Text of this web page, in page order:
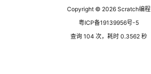
Copyright © 2026 Scratch编程
粤ICP备19139956号-5
查询 104 次，耗时 0.3562 秒